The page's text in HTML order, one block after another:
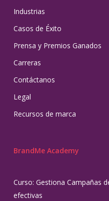
Industrias
Casos de Éxito
Prensa y Premios Ganados
Carreras
Contáctanos
Legal
Recursos de marca
BrandMe Academy
Curso: Gestiona Campañas
efectivas